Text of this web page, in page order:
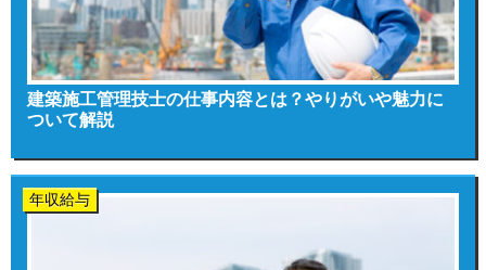
建築施工管理技士の仕事内容とは？やりがいや魅力に
ついて解説
年収給与